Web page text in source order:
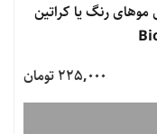
رنگ یا کراتین
225,000 تومان